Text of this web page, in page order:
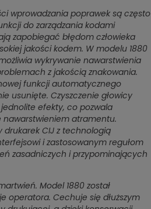
wprowadzania poprawek są często
do zarządzania kodami
zapobiegać błędom człowieka
jakości kodem. W modelu 1880
wykrywanie nawarstwienia
z jakością znakowania.
funkcji automatycznego
usunięte. Czyszczenie głowicy
jednolite efekty, co pozwala
nawarstwieniem atramentu.
CIJ z technologią
i zastosowanym regułom
zasadniczych i przypominających
Model 1880 został
Cechuje się dłuższym